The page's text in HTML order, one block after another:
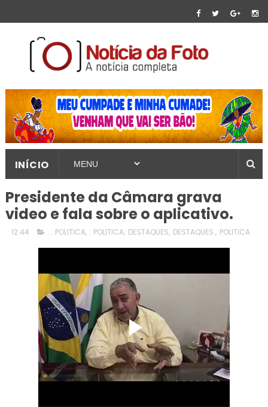
INÍCIO
Presidente da Câmara grava
video e fala sobre o aplicativo.
12:44 . . POLITICA, . POLITICA, DESTAQUES, DESTAQUES., POLITICA